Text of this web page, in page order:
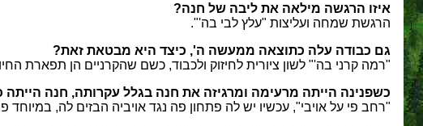
איזו הרגשה מילאה את ליבה של חנה?
הרגשת שמחה ועליצות "עלץ לבי בה'".
גם כבודה עלה כתוצאה ממעשה ה', כיצד היא מבטאת זאת?
"רמה קרני בה'" לשון ציורית לחיזוק ולכבוד, כשם שהקרניים הן תפארת
כשפנינה הייתה מרעימה ומרגיזה את חנה בגלל עקרותה, חנה
"רחב פי על אויבי", עכשיו יש לה פתחון פה נגד אויביה הבזים לה, במיוחד